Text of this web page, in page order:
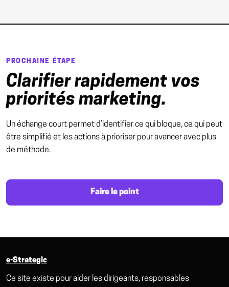
PROCHAINE ÉTAPE
Clarifier rapidement vos
priorités marketing.
Un échange court permet d’identifier ce qui bloque, ce qui peut
être simplifié et les actions à prioriser pour avancer avec plus
de méthode.
Faire le point
e-Strategic
Ce site existe pour aider les dirigeants, responsables